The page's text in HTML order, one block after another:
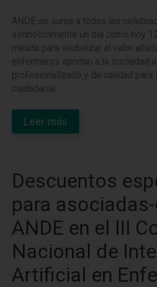
ANDE se suma a todas las
simbólicamente un día como hoy
mirada para visibilizar al valor
enfermeros aportan a la sociedad
profesionalizado y de calidad para
ciudadanía.
Leer más
Descuentos
para
ANDE en el III
Nacional de
Artificial en